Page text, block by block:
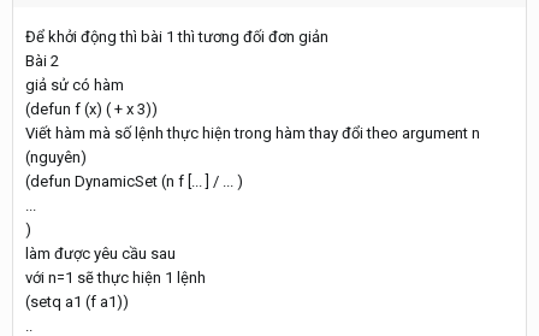
Để khởi động thì bài 1 thì tương đối đơn giản
Bài 2
giả sử có hàm
(defun f (x) ( + x 3))
Viết hàm mà số lệnh thực hiện trong hàm thay đổi theo argument n
(nguyên)
(defun DynamicSet (n f [... ] / ... )
...
)
làm được yêu cầu sau
với n=1 sẽ thực hiện 1 lệnh
(setq a1 (f a1))
..